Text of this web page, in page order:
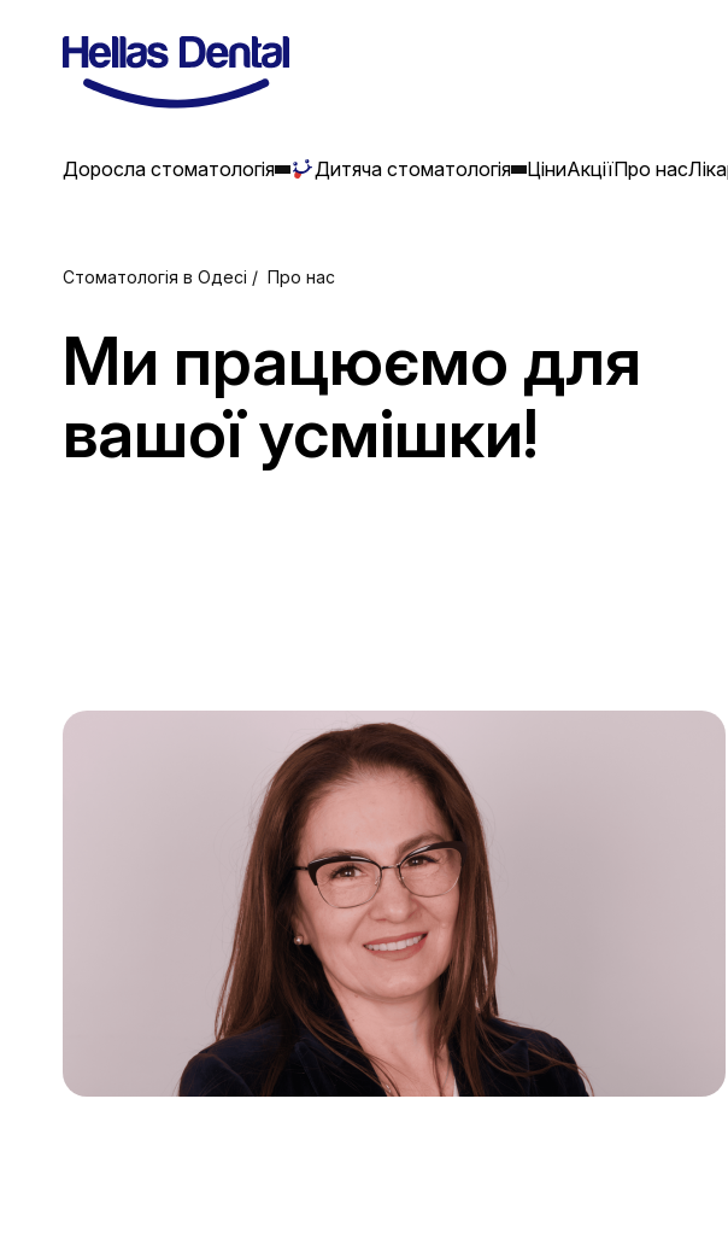
Доросла стоматологія Дитяча стоматологія ЦіниАкціїПро нас
Стоматологія в Одесі Про нас
Ми працюємо для
вашої усмішки!